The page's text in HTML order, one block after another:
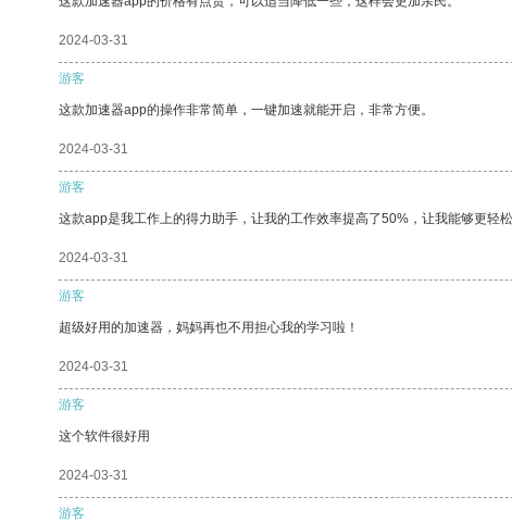
2024-03-31
游客
这款加速器app的操作非常简单，一键加速就能开启，非常方便。
2024-03-31
游客
这款app是我工作上的得力助手，让我的工作效率提高了50%，让我能够更轻松
2024-03-31
游客
超级好用的加速器，妈妈再也不用担心我的学习啦！
2024-03-31
游客
这个软件很好用
2024-03-31
游客